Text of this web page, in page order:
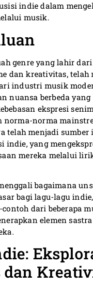
indie dalam
musik.
genre yang lahir
dan kreativitas, telah
industri musik
nuansa berbeda yang
ekspresi
norma-norma
telah menjadi sumber
indie, yang
mereka melalui
bagaimana
bagi lagu-lagu
dari beberapa
elemen